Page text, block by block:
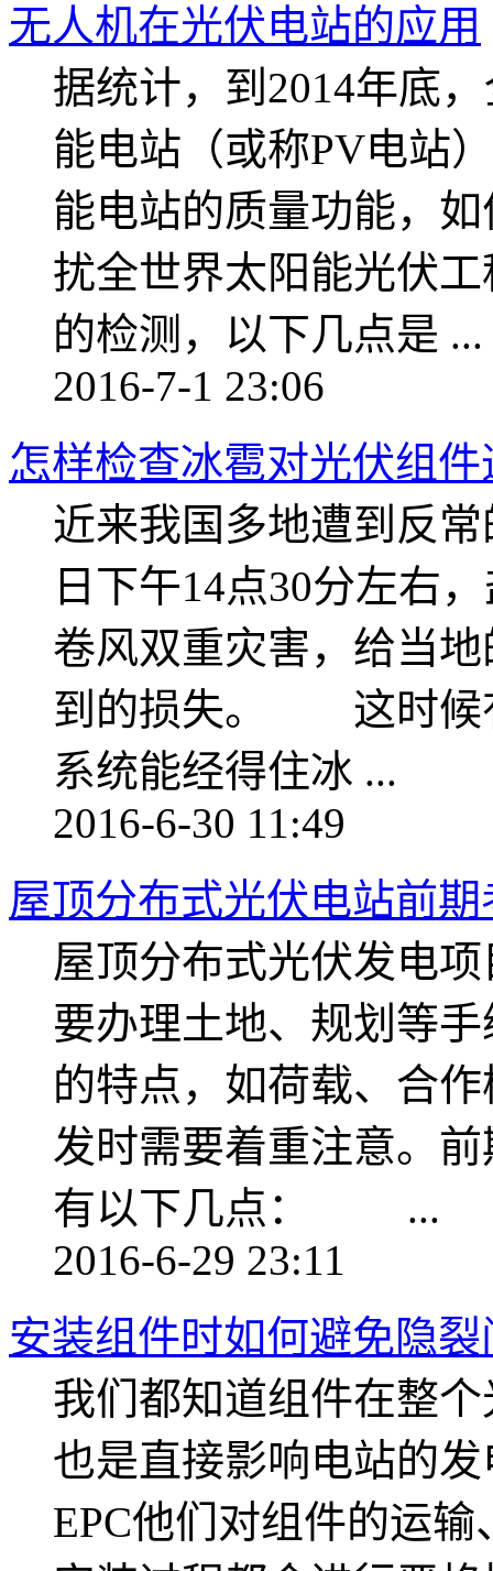
无人机在光伏电站的应用
据统计，到2014年底
能电站（或称PV电站
能电站的质量功能，
扰全世界太阳能光伏
的检测，以下几点是 ...
2016-7-1 23:06
怎样检查冰雹对光伏组
近来我国多地遭到反
日下午14点30分左右
卷风双重灾害，给当
到的损失。 这时候
系统能经得住冰 ...
2016-6-30 11:49
屋顶分布式光伏电站前
屋顶分布式光伏发电
要办理土地、规划等
的特点，如荷载、合
发时需要着重注意。
有以下几点： ...
2016-6-29 23:11
安装组件时如何避免隐裂
我们都知道组件在整
也是直接影响电站的
EPC他们对组件的运